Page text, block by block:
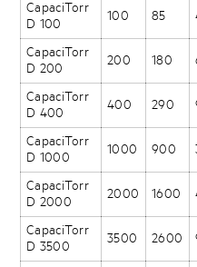
CapaciTorr
D 100
100 85
CapaciTorr
D 200
200 180
CapaciTorr
D 400
400 290
CapaciTorr
D 1000
1000 900
CapaciTorr
D 2000
2000 1600
CapaciTorr
D 3500
3500 2600